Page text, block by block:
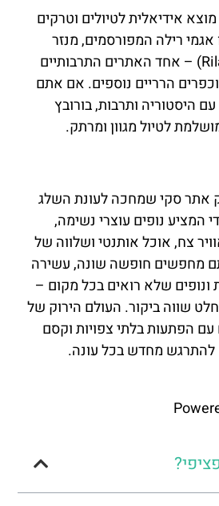
אידיאלית לטיולים וטרקים
אגמי רילה המפורסמים, מנזר
רילה (Rila Monastery) – אחד האתרים התרבותיים
הרריים נוספים. אם אתם
היסטוריה ותרבות, בורובץ
לטיול מגוון ומרתק.
אתר סקי שמחכה לעונת השלג
המציע נופים עוצרי נשימה,
צח, אוכל אותנטי ושלווה של
מחפשים חופשה שונה, עשירה
ונופים שלא רואים בכל מקום –
שווה ביקור. העולם הירוק של
הפתעות בלתי צפויות וקסם
מחדש בכל עונה.